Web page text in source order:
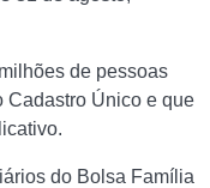
de pessoas
Cadastro Único e que
do Bolsa Família